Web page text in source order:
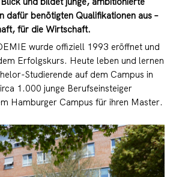
dafür benötigten Qualifikationen aus –
für die Wirtschaft.
wurde offiziell 1993 eröffnet und
Erfolgskurs. Heute leben und lernen
Studierende auf dem Campus in
1.000 junge Berufseinsteiger
Hamburger Campus für ihren Master.